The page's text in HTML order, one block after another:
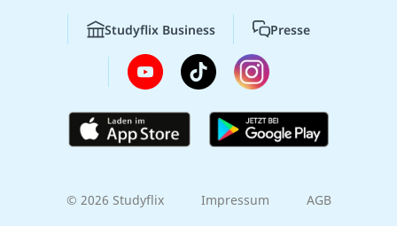
Studyflix Business Presse
© 2026 Studyflix Impressum AGB